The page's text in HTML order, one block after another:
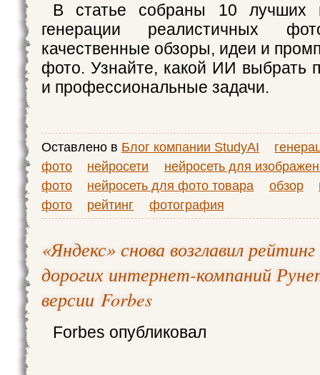
В статье собраны 10 лучших
генерации реалистичных
качественные обзоры, идеи и
фото. Узнайте, какой ИИ выбрать
и профессиональные задачи.
Оставлено в Блог компании StudyAI
фото
нейросети
нейросеть для
фото
нейросеть для фото товара обзор
фото
рейтинг фотография
«Яндекс» снова возглавил
дорогих интернет-компаний
версии Forbes
Forbes опубликовал